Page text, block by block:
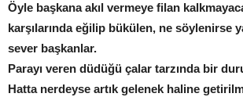
Öyle başkana akıl vermeye filan
karşılarında eğilip bükülen, ne söylenirse
sever başkanlar.
Parayı veren düdüğü çalar tarzında bir
Hatta nerdeyse artık gelenek haline